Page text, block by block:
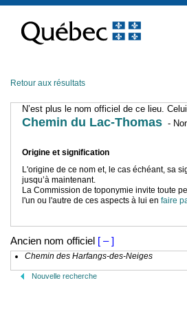
contenu
Retour aux résultats
N’est plus le nom officiel de ce lieu.
Chemin du Lac-Thomas -
Origine et signification
L'origine de ce nom et, le cas échéant, sa
jusqu’à maintenant.
La Commission de toponymie invite toute
l'un ou l'autre de ces aspects à lui en faire
Ancien nom officiel [ – ]
Chemin des Harfangs-des-Neiges
Nouvelle recherche